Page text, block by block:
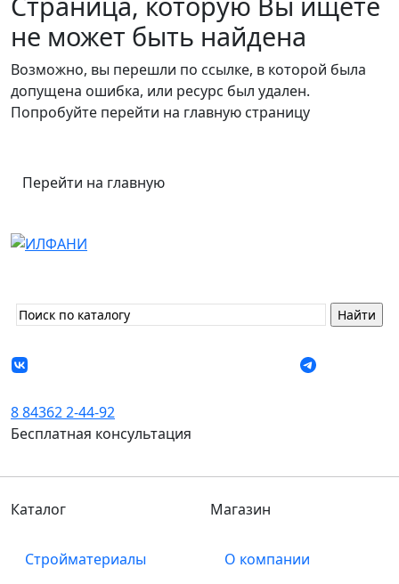
не может быть найдена
Возможно, вы перешли по ссылке, в которой была
допущена ошибка, или ресурс был удален.
Попробуйте перейти на главную страницу
Перейти на главную
8 84362 2-44-92
Бесплатная консультация
Каталог
Стройматериалы
Магазин
О компании